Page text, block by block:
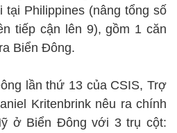
Philippines (nâng tổng số
tiếp cận lên 9), gồm 1 căn
Biển Đông.
lần thứ 13 của CSIS, Trợ
Kritenbrink nêu ra chính
ở Biển Đông với 3 trụ cột: